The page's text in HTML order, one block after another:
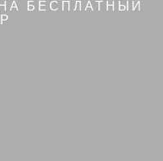
БЕСПЛАТНЫЙ